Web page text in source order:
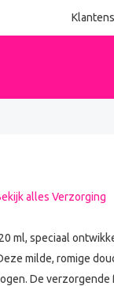
alles Verzorging
ml, speciaal
milde, romige
De